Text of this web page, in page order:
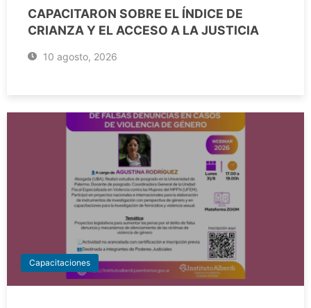
CAPACITARON SOBRE EL ÍNDICE DE
CRIANZA Y EL ACCESO A LA JUSTICIA
10 agosto, 2026
Capacitaciones